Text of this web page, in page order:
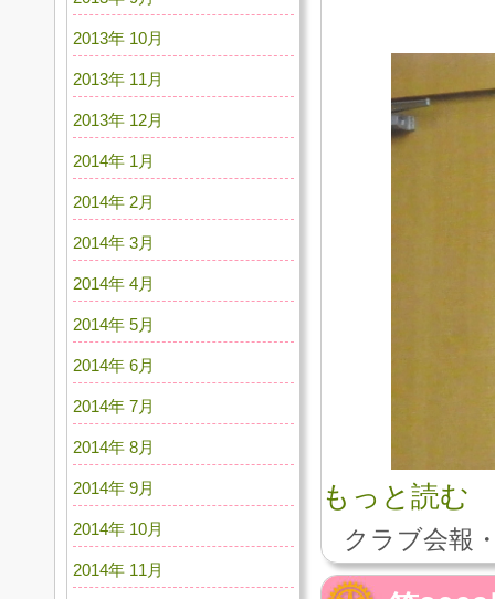
もっと読む
クラブ会報
2013年 10月
2013年 11月
2013年 12月
2014年 1月
2014年 2月
2014年 3月
2014年 4月
2014年 5月
2014年 6月
2014年 7月
2014年 8月
2014年 9月
2014年 10月
2014年 11月